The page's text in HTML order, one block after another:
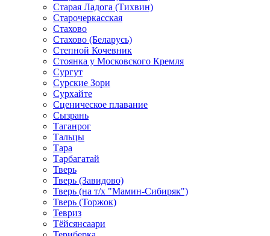
Старая Ладога (Тихвин)
Старочеркасская
Стахово
Стахово (Беларусь)
Степной Кочевник
Стоянка у Московского Кремля
Сургут
Сурские Зори
Сурхайте
Сценическое плавание
Сызрань
Таганрог
Тальцы
Тара
Тарбагатай
Тверь
Тверь (Завидово)
Тверь (на т/х "Мамин-Сибиряк")
Тверь (Торжок)
Тевриз
Тёйсянсаари